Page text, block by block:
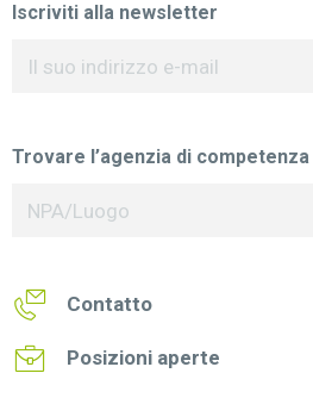
Iscriviti alla newsletter
Trovare l’agenzia di competenza
Contatto
Posizioni aperte